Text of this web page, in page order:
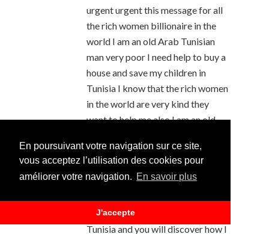
En poursuivant votre navigation sur ce site,
vous acceptez l’utilisation des cookies pour
améliorer votre navigation. En savoir plus
J'accepte
urgent urgent this message for all
the rich women billionaire in the
world I am an old Arab Tunisian
man very poor I need help to buy a
house and save my children in
Tunisia I know that the rich women
in the world are very kind they
want to help me also I am an old
help also this message for all the
rich women and men in the world I
am an old Arab Tunisian man very
children in Tunisia. Welcome to
Tunisia and you will discover how I